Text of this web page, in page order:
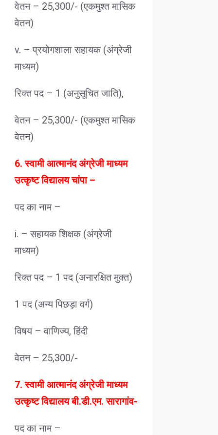
वेतन – 25,300/- (एकमुश्त मासिक
वेतन)
v. – प्रयोगशाला सहायक (अंग्रेजी
माध्यम)
रिक्त पद – 1 (अनुसूचित जाति),
वेतन – 25,300/- (एकमुश्त मासिक
वेतन)
6. स्वामी आत्मानंद अंग्रेजी माध्यम
उत्कृष्ट विद्यालय चांपा –
पद का नाम –
i. – सहायक शिक्षक (अंग्रेजी
माध्यम)
रिक्त पद – 1 पद (अनारक्षित मुक्त)
1 पद (अन्य पिछड़ा वर्ग)
विषय – वाणिज्य, हिंदी
वेतन – 25,300/-
7. स्वामी आत्मानंद अंग्रेजी माध्यम
उत्कृष्ट विद्यालय बी.डी.एम. सारागांव-
पद का नाम –